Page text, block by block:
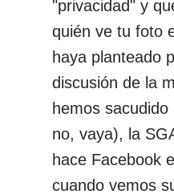
"privacidad" y
quién ve tu foto
haya planteado
discusión de la
hemos
no, vaya), la
hace Facebook
cuando vemos